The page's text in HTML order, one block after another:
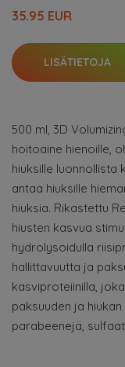
35.95 EUR
LISÄTIETOJA
500 ml, 3D
hoitoaine hienoille,
hiuksille luonnollista
antaa hiuksille
hiuksia. Rikastettu
hiusten kasvua
hydrolysoidulla
hallittavuutta ja
kasviproteiinilla,
paksuuden ja
parabeenejä,